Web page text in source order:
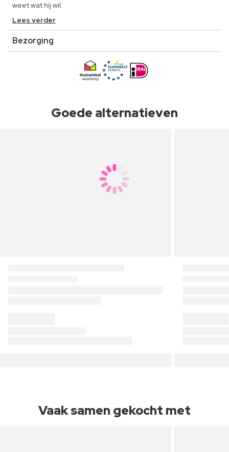
weet wat hij wil.
Lees verder
Bezorging
Goede alternatieven
Vaak samen gekocht met